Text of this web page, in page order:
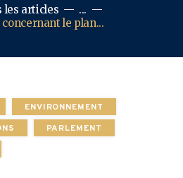
les articles
...
le plan...
ENVIRONNEMENT
PARLEMENT